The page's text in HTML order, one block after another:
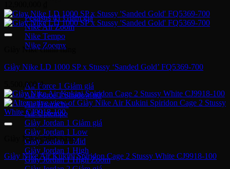
Pegasus 41
Nike Air Zoom
Nike Tempo
Nike Zoomx
Nike Air
Air Force 1
Air Force 1 Shadow nữ
Air Huarache
Air Uptempo
Giày Jordan 1
Giày Jordan 1 Low
Giày Jordan 1 Mid
Giày Jordan 1 High
Giày Jordan 1 High Zoom
Giày Nike chính hãng
Giày Nike LD 1000 SP x Stussy ‘Sanded Gold’ FQ5369-700
5,500,000₫
Giày Nike chính hãng
Giày Nike Air Kukini Spiridon Cage 2 Stussy White CJ9918-100